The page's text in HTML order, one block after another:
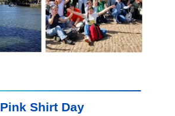
Pink Shirt Day